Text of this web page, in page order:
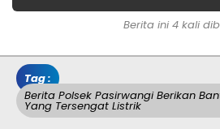
Berita ini 4 kali
Tag :
Berita Polsek Pasirwangi Berikan
Yang Tersengat Listrik